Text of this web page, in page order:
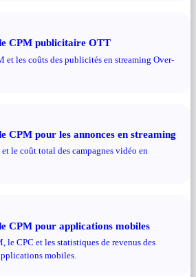
CPM publicitaire OTT
et les coûts des publicités en streaming Over-
CPM pour les annonces en streaming
le coût total des campagnes vidéo en
CPM pour applications mobiles
le CPC et les statistiques de revenus des
mobiles.